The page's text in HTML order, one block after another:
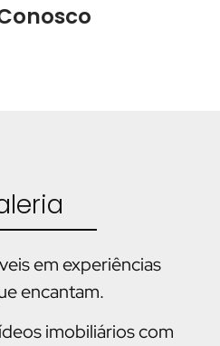
em experiências
encantam.
imobiliários com